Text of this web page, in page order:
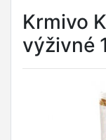
Krmivo
výživné